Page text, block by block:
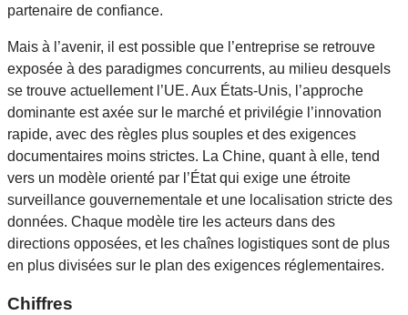
partenaire de confiance.
Mais à l’avenir, il est possible que l’entreprise se retrouve
exposée à des paradigmes concurrents, au milieu desquels
se trouve actuellement l’UE. Aux États-Unis, l’approche
dominante est axée sur le marché et privilégie l’innovation
rapide, avec des règles plus souples et des exigences
documentaires moins strictes. La Chine, quant à elle, tend
vers un modèle orienté par l’État qui exige une étroite
surveillance gouvernementale et une localisation stricte des
données. Chaque modèle tire les acteurs dans des
directions opposées, et les chaînes logistiques sont de plus
en plus divisées sur le plan des exigences réglementaires.
Chiffres